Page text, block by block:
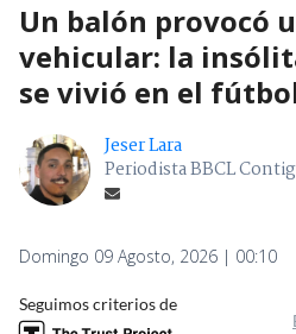
Un balón provocó
vehicular: la
se vivió en el
Jeser Lara
Periodista BBCL
Domingo 09 Agosto, 2026 | 00:10
Seguimos criterios de